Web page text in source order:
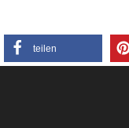
teilen